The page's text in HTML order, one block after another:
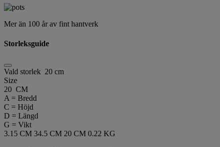
Mer än 100 år av fint hantverk
Storleksguide
Vald storlek 20 cm
Size
20 CM
A = Bredd
C = Höjd
D = Längd
G = Vikt
3.15 CM 34.5 CM 20 CM 0.22 KG